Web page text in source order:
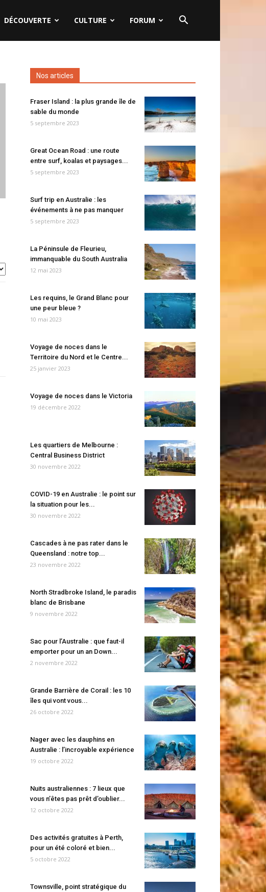
DÉCOUVERTE CULTURE FORUM
Nos articles
Fraser Island : la plus grande île de
sable du monde
5 septembre 2023
Great Ocean Road : une route
entre surf, koalas et paysages...
5 septembre 2023
Surf trip en Australie : les
événements à ne pas manquer
5 septembre 2023
La Péninsule de Fleurieu,
immanquable du South Australia
12 mai 2023
Les requins, le Grand Blanc pour
une peur bleue ?
10 mai 2023
Voyage de noces dans le
Territoire du Nord et le Centre...
25 janvier 2023
Voyage de noces dans le Victoria
19 décembre 2022
Les quartiers de Melbourne :
Central Business District
30 novembre 2022
COVID-19 en Australie : le point sur
la situation pour les...
30 novembre 2022
Cascades à ne pas rater dans le
Queensland : notre top...
23 novembre 2022
North Stradbroke Island, le paradis
blanc de Brisbane
9 novembre 2022
Sac pour l’Australie : que faut-il
emporter pour un an Down...
2 novembre 2022
Grande Barrière de Corail : les 10
îles qui vont vous...
26 octobre 2022
Nager avec les dauphins en
Australie : l’incroyable expérience
19 octobre 2022
Nuits australiennes : 7 lieux que
vous n’êtes pas prêt d’oublier...
12 octobre 2022
Des activités gratuites à Perth,
pour un été coloré et bien...
5 octobre 2022
Townsville, point stratégique du